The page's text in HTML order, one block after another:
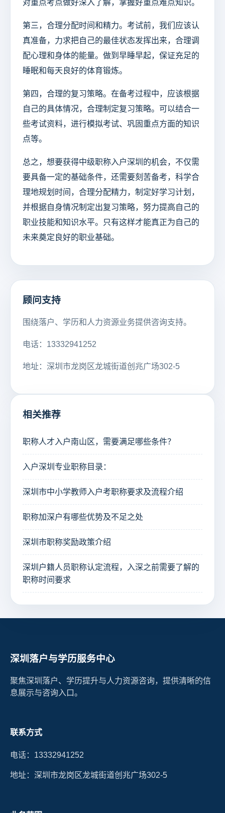
对重点考点做好深入了解，掌握好重点难点知识。
第三，合理分配时间和精力。考试前，我们应该认
真准备，力求把自己的最佳状态发挥出来，合理调
配心理和身体的能量。做到早睡早起，保证充足的
睡眠和每天良好的体育锻炼。
第四，合理的复习策略。在备考过程中，应该根据
自己的具体情况，合理制定复习策略。可以结合一
些考试资料，进行模拟考试、巩固重点方面的知识
点等。
总之，想要获得中级职称入户深圳的机会，不仅需
要具备一定的基础条件，还需要刻苦备考，科学合
理地规划时间，合理分配精力，制定好学习计划，
并根据自身情况制定出复习策略，努力提高自己的
职业技能和知识水平。只有这样才能真正为自己的
未来奠定良好的职业基础。
顾问支持
围绕落户、学历和人力资源业务提供咨询支持。
电话：13332941252
地址：深圳市龙岗区龙城街道创兆广场302-5
相关推荐
职称人才入户南山区，需要满足哪些条件？
入户深圳专业职称目录：
深圳市中小学教师入户考职称要求及流程介绍
职称加深户有哪些优势及不足之处
深圳市职称奖励政策介绍
深圳户籍人员职称认定流程，入深之前需要了解的
职称时间要求
深圳落户与学历服务中心
聚焦深圳落户、学历提升与人力资源咨询，提供清晰的信
息展示与咨询入口。
联系方式
电话：13332941252
地址：深圳市龙岗区龙城街道创兆广场302-5